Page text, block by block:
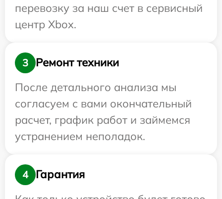
перевозку за наш счет в сервисный
центр Xbox.
3
Ремонт техники
После детального анализа мы
согласуем с вами окончательный
расчет, график работ и займемся
устранением неполадок.
4
Гарантия